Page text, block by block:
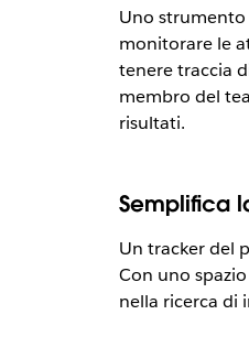
Uno
monitorare le
tenere traccia
membro del
risultati.
Semplifica
Un tracker del
Con uno
nella ricerca di